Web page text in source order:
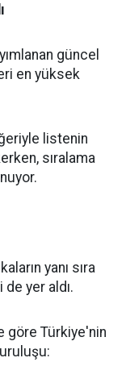
güncel
en yüksek
listenin
sıralama
yanı sıra
yer aldı.
göre Türkiye'nin